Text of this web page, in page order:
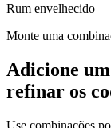
Rum envelhecido
Monte uma
Adicione
refinar os
Use combinações